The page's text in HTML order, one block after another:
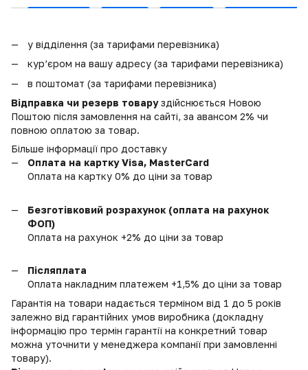
у відділення (за тарифами перевізника)
кур’єром на вашу адресу (за тарифами перевізника)
в поштомат (за тарифами перевізника)
Відправка чи резерв товаруздійснюється Новою
Поштою після замовлення на сайті, за авансом 2% чи
повною оплатою за товар.
Більше інформації про доставку
Оплата на картку Visa, MasterCard
Оплата на картку 0% до ціни за товар
Безготівковий розрахунок (оплата на рахунок
ФОП)
Оплата на рахунок +2% до ціни за товар
Післяплата
Оплата накладним платежем +1,5% до ціни за товар
Гарантія на товари надається терміном від 1 до 5 років
залежно від гарантійних умов виробника (докладну
інформацію про термін гарантії на конкретний товар
можна уточнити у менеджера компанії при замовленні
товару).